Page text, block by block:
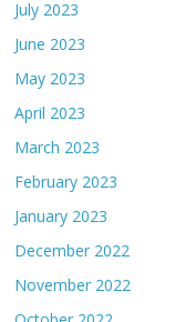
July 2023
June 2023
May 2023
April 2023
March 2023
February 2023
January 2023
December 2022
November 2022